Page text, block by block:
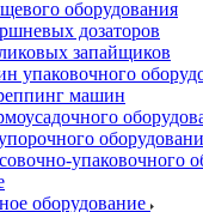
оборудования
дозаторов
запайщиков
упаковочного
машин
упаковочного
оборудование